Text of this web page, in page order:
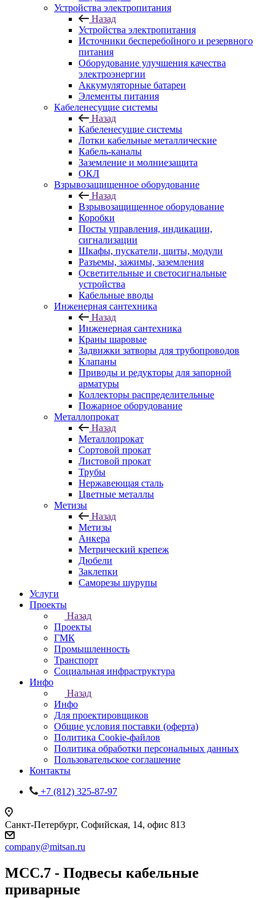
Устройства электропитания
Назад
Устройства электропитания
Источники бесперебойного и резервного
питания
Оборудование улучшения качества
электроэнергии
Аккумуляторные батареи
Элементы питания
Кабеленесущие системы
Назад
Кабеленесущие системы
Лотки кабельные металлические
Кабель-каналы
Заземление и молниезащита
ОКЛ
Взрывозащищенное оборудование
Назад
Взрывозащищенное оборудование
Коробки
Посты управления, индикации,
сигнализации
Шкафы, пускатели, щиты, модули
Разъемы, зажимы, заземления
Осветительные и светосигнальные
устройства
Кабельные вводы
Инженерная сантехника
Назад
Инженерная сантехника
Краны шаровые
Задвижки затворы для трубопроводов
Клапаны
Приводы и редукторы для запорной
арматуры
Коллекторы распределительные
Пожарное оборудование
Металлопрокат
Назад
Металлопрокат
Сортовой прокат
Листовой прокат
Трубы
Нержавеющая сталь
Цветные металлы
Метизы
Назад
Метизы
Анкера
Метрический крепеж
Дюбели
Заклепки
Саморезы шурупы
Услуги
Проекты
Назад
Проекты
ГМК
Промышленность
Транспорт
Социальная инфраструктура
Инфо
Назад
Инфо
Для проектировщиков
Общие условия поставки (оферта)
Политика Cookie-файлов
Политика обработки персональных данных
Пользовательское соглашение
Контакты
+7 (812) 325-87-97
Санкт-Петербург, Софийская, 14, офис 813
company@mitsan.ru
МСС.7 - Подвесы кабельные
приварные